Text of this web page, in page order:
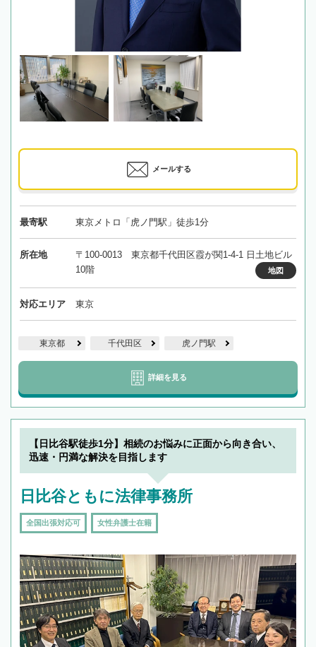
メールする
最寄駅 東京メトロ「虎ノ門駅」徒歩1分
所在地
〒100-0013 東京都千代田区霞が関1-4-1 日土地ビル
10階
地図
対応エリア 東京
東京都 千代田区 虎ノ門駅
詳細を見る
【日比谷駅徒歩1分】相続のお悩みに正面から向き合い、
迅速・円満な解決を目指します
日比谷ともに法律事務所
全国出張対応可 女性弁護士在籍